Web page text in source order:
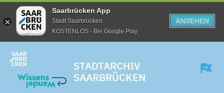
Saarbrücken App
Stadt Saarbrücken
KOSTENLOS - Bei Google Play
ANSEHEN
STADTARCHIV
SAARBRÜCKEN